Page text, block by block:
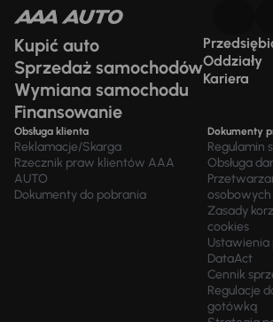
Kupić auto
Sprzedaż samochodów
Wymiana samochodu
Finansowanie
Oddziały
Kariera
Obsługa klienta
Reklamacje/Skarga
Rzecznik praw klientów AAA
AUTO
Dokumenty do pobrania
Dokumenty
Regulamin
Obsługa
osobowych
Zasady
cookies
Ustawienia
DataAct
Cennik
Regulacje
gotówką